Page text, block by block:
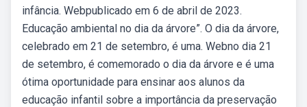
infância. Webpublicado em 6 de abril de 2023.
Educação ambiental no dia da árvore”. O dia da árvore,
celebrado em 21 de setembro, é uma. Webno dia 21
de setembro, é comemorado o dia da árvore e é uma
ótima oportunidade para ensinar aos alunos da
educação infantil sobre a importância da preservação